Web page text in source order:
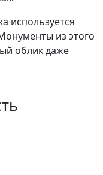
используется
из этого
облик даже